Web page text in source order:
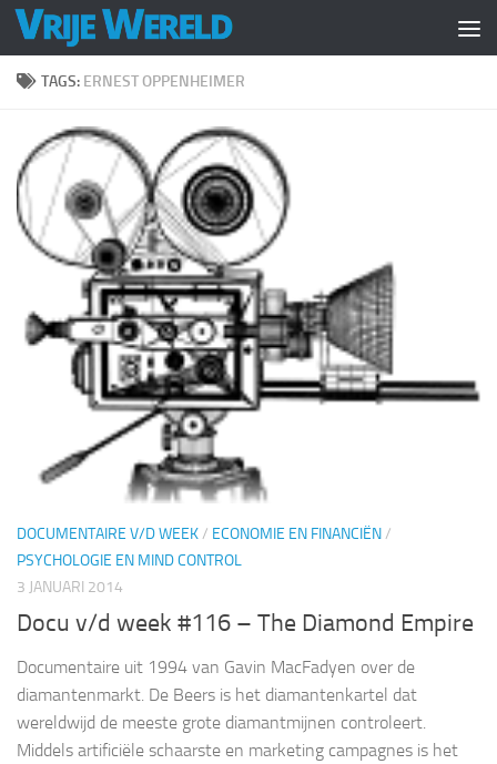
Doorgaan naar inhoud
TAGS: ERNEST OPPENHEIMER
DOCUMENTAIRE V/D WEEK/ ECONOMIE EN FINANCIËN/
PSYCHOLOGIE EN MIND CONTROL
3 JANUARI 2014
Docu v/d week #116 – The Diamond Empire
Documentaire uit 1994 van Gavin MacFadyen over de
diamantenmarkt. De Beers is het diamantenkartel dat
wereldwijd de meeste grote diamantmijnen controleert.
Middels artificiële schaarste en marketing campagnes is het